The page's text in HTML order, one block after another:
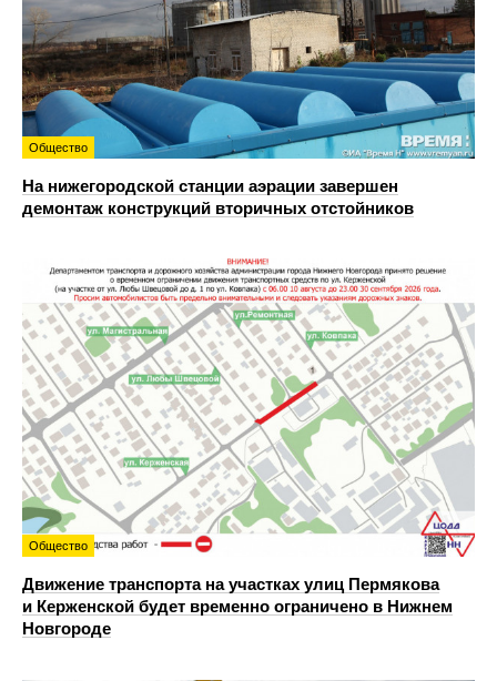
Общество
На нижегородской станции аэрации завершен
демонтаж конструкций вторичных отстойников
Общество
Движение транспорта на участках улиц Пермякова
и Керженской будет временно ограничено в Нижнем
Новгороде